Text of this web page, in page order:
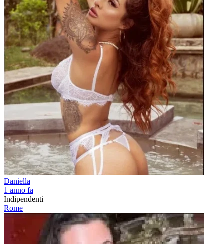
Daniella
1 anno fa
Indipendenti
Rome